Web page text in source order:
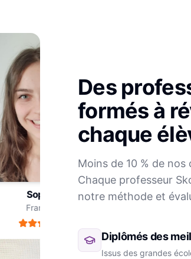
Sophie
Français
Julien
Des
formés à
chaque
Moins de 10 % de
Chaque professeur
notre méthode et
Diplômés des
Issus des grandes